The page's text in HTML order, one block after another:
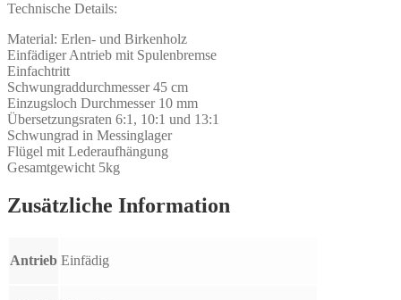
Technische Details:
Material: Erlen- und Birkenholz
Einfädiger Antrieb mit Spulenbremse
Einfachtritt
Schwungraddurchmesser 45 cm
Einzugsloch Durchmesser 10 mm
Übersetzungsraten 6:1, 10:1 und 13:1
Schwungrad in Messinglager
Flügel mit Lederaufhängung
Gesamtgewicht 5kg
Zusätzliche Information
Antrieb Einfädig